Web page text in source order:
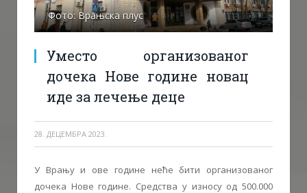
Фото: Врањска плус
Уместо организованог
дочека Нове године новац
иде за лечење деце
28. ДЕЦЕМБРА 2023.
У Врању и ове године неће бити организованог
дочека Нове године. Средства у износу од 500.000